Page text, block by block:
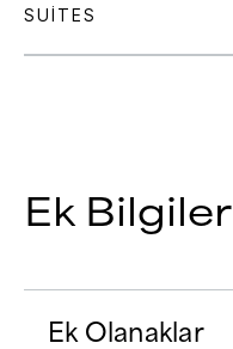
Ek Bilgiler
Ek Olanaklar